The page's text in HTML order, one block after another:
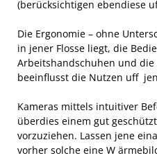
(berücksichtigen ebendiese
Die Ergonomie – ohne
in jener Flosse liegt, die
Arbeitshandschuhen und die
beeinflusst die Nutzen uff
Kameras mittels intuitiver
überdies einem gut
vorzuziehen. Lassen jene
vorher solche eine W